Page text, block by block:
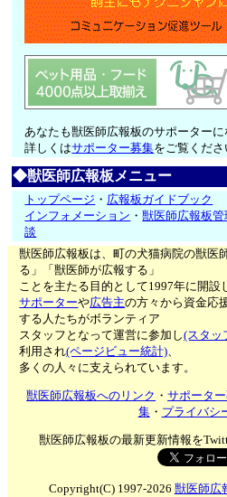
あなたも獣医師広報板のサポーターに
詳しくはサポーター募集をご覧くださ
◆獣医師広報板メニュー
トップページ ・ 広報板ガイドブック
インフォメーション ・獣医師広報板
談
獣医師広報板は、町の犬猫病院の獣医
る」「獣医師が広報する」
ことを主たる目的として1997年に開設
サポーターや広告主の方々から資金応
する人たちがボランティア
スタッフとなって運営に参加し(スタッ
利用され(ページビュー統計)、
多くの人々に支えられています。
獣医師広報板へのリンク ・サポータ
集・ プライバシ
獣医師広報板の最新更新情報を
Copyright(C) 1997-2026 獣医師広